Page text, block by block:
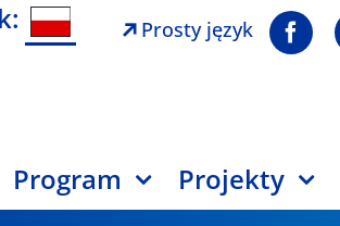
Prosty język
Program Projekty